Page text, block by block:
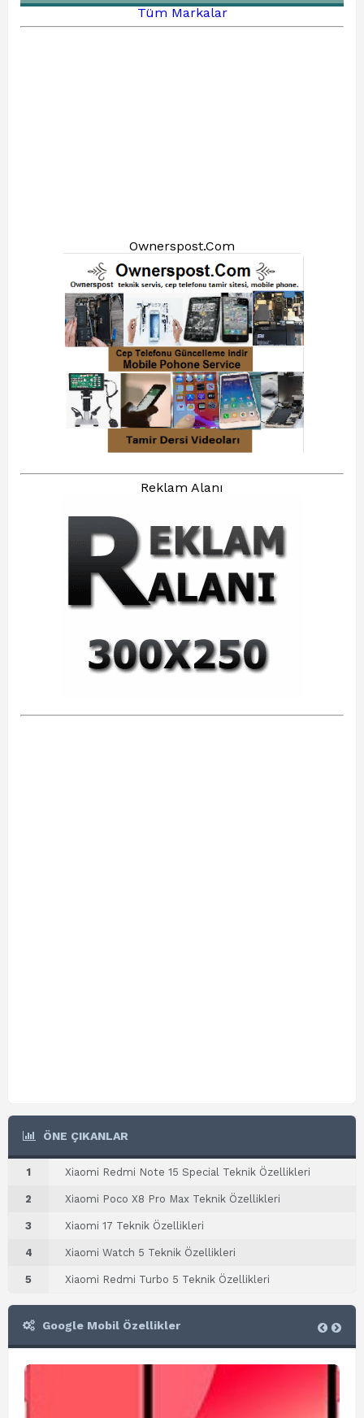
Tüm Markalar
Ownerspost.Com
Reklam Alanı
ÖNE ÇIKANLAR
1 Xiaomi Redmi Note 15 Special Teknik Özellikleri
2 Xiaomi Poco X8 Pro Max Teknik Özellikleri
3 Xiaomi 17 Teknik Özellikleri
4 Xiaomi Watch 5 Teknik Özellikleri
5 Xiaomi Redmi Turbo 5 Teknik Özellikleri
Google Mobil Özellikler